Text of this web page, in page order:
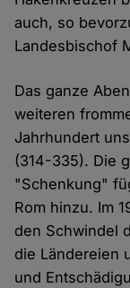
auch, so
Landesbischof
Das ganze
weiteren
Jahrhundert
(314-335). Die
"Schenkung"
Rom hinzu. Im
den Schwindel
die Ländereien
und